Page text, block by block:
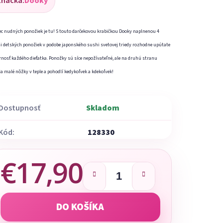
nudných ponožiek je tu! S touto darčekovou krabičkou Dooky naplnenou 4
detských ponožiek v podobe japonského sushi svetovej triedy rozhodne upútate
každého dieťatka. Ponožky sú síce nepožívateľné, ale na druhú stranu
malé nôžky v teple a pohodlí kedykoľvek a kdekoľvek!
Skladom
128330
€17,90
Jednotková cena:
DO KOŠÍKA